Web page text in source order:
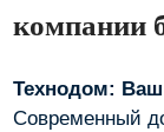
компании
Технодом: Ваш
Современный